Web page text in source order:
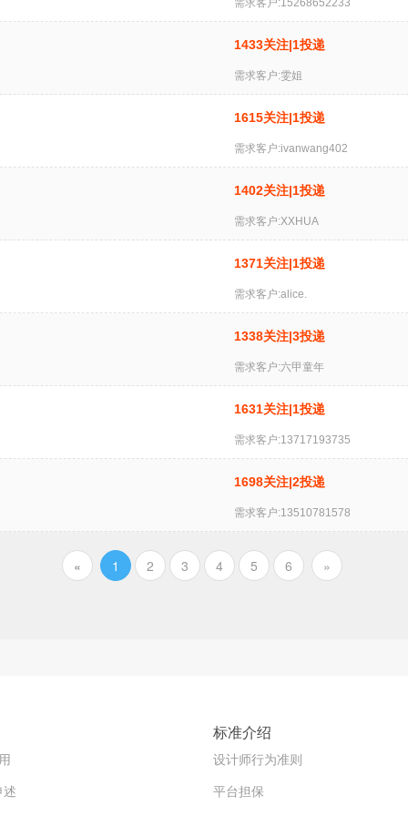
需求客户:15268652233
1433关注|1投递
需求客户:雯姐
1615关注|1投递
需求客户:ivanwang402
1402关注|1投递
需求客户:XXHUA
1371关注|1投递
需求客户:alice.
1338关注|3投递
需求客户:六甲童年
1631关注|1投递
需求客户:13717193735
1698关注|2投递
需求客户:13510781578
« 1 2 3 4 5 6 »
标准介绍
设计师行为准则
平台担保